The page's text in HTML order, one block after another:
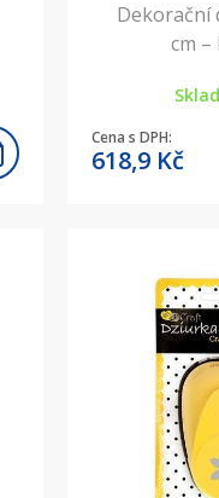
Dekorační
cm –
Cena s DPH:
618,9 Kč